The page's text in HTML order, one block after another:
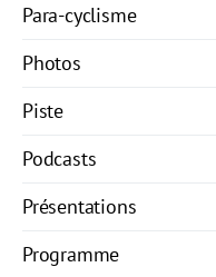
Para-cyclisme
Photos
Piste
Podcasts
Présentations
Programme